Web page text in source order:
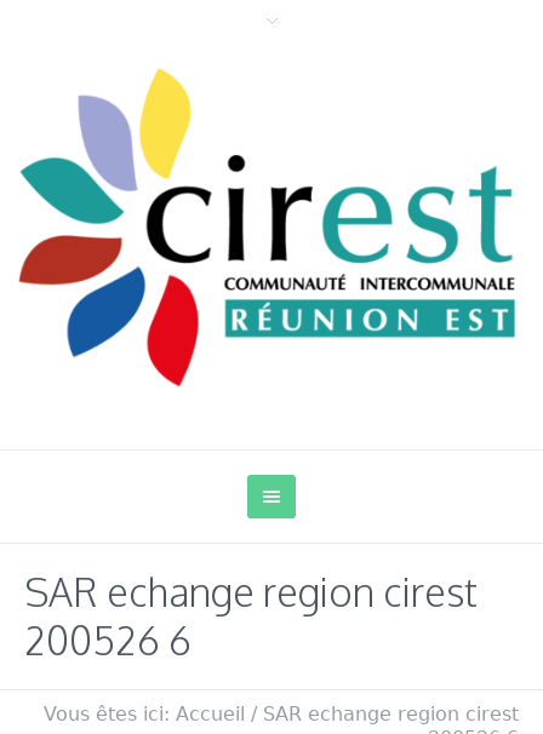
SAR echange region cirest
200526 6
Vous êtes ici: Accueil / SAR echange region cirest